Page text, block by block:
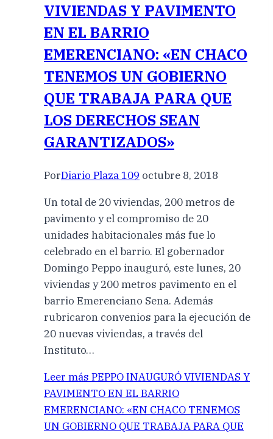
VIVIENDAS Y PAVIMENTO
EN EL BARRIO
EMERENCIANO: «EN CHACO
TENEMOS UN GOBIERNO
QUE TRABAJA PARA QUE
LOS DERECHOS SEAN
GARANTIZADOS»
PorDiario Plaza 109 octubre 8, 2018
Un total de 20 viviendas, 200 metros de
pavimento y el compromiso de 20
unidades habitacionales más fue lo
celebrado en el barrio. El gobernador
Domingo Peppo inauguró, este lunes, 20
viviendas y 200 metros pavimento en el
barrio Emerenciano Sena. Además
rubricaron convenios para la ejecución de
20 nuevas viviendas, a través del
Instituto…
Leer más PEPPO INAUGURÓ VIVIENDAS Y
PAVIMENTO EN EL BARRIO
EMERENCIANO: «EN CHACO TENEMOS
UN GOBIERNO QUE TRABAJA PARA QUE